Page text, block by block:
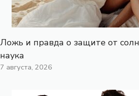
Ложь и правда о защите от
наука
7 августа, 2026